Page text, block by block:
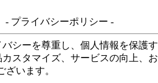
- プライバシーポリシー -
ーを尊重し、個人情報を保護
スタマイズ、サービスの向上、
います。